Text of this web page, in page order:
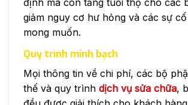
định mà còn tăng tuổi thọ cho các
giảm nguy cơ hư hỏng và các sự
mong muốn.
Quy trình minh bạch
Mọi thông tin về chi phí, các bộ
thế và quy trình dịch vụ sửa chữa,